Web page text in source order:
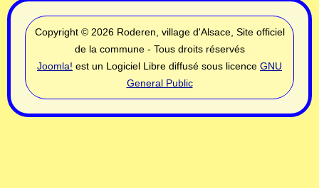
Copyright © 2026 Roderen, village d'Alsace, Site officiel
de la commune - Tous droits réservés
Joomla! est un Logiciel Libre diffusé sous licence GNU
General Public